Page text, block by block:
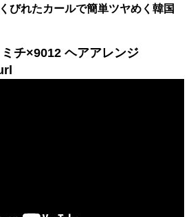
びれたカールで簡単ツヤめく韓国
チ×9012 ヘアアレンジ